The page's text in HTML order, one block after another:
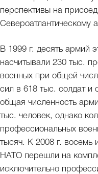
перспективы на
Североатлантическому
В 1999 г. десять армий
насчитывали 230 тыс.
военных при общей
сил в 618 тыс. солдат и
общая численность
тыс. человек, однако
профессиональных
тысяч. К 2008 г. восемь
НАТО перешли на
исключительно